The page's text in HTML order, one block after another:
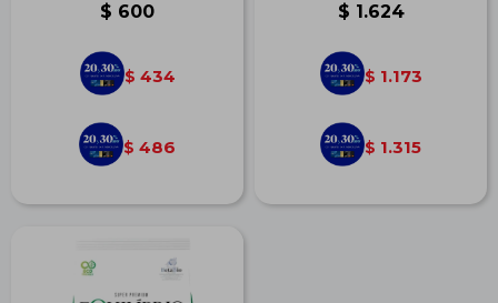
$ 600
$ 434
$ 486
$ 1.624
$ 1.173
$ 1.315